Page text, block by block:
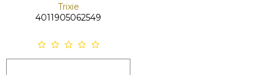
Trixie
4011905062549